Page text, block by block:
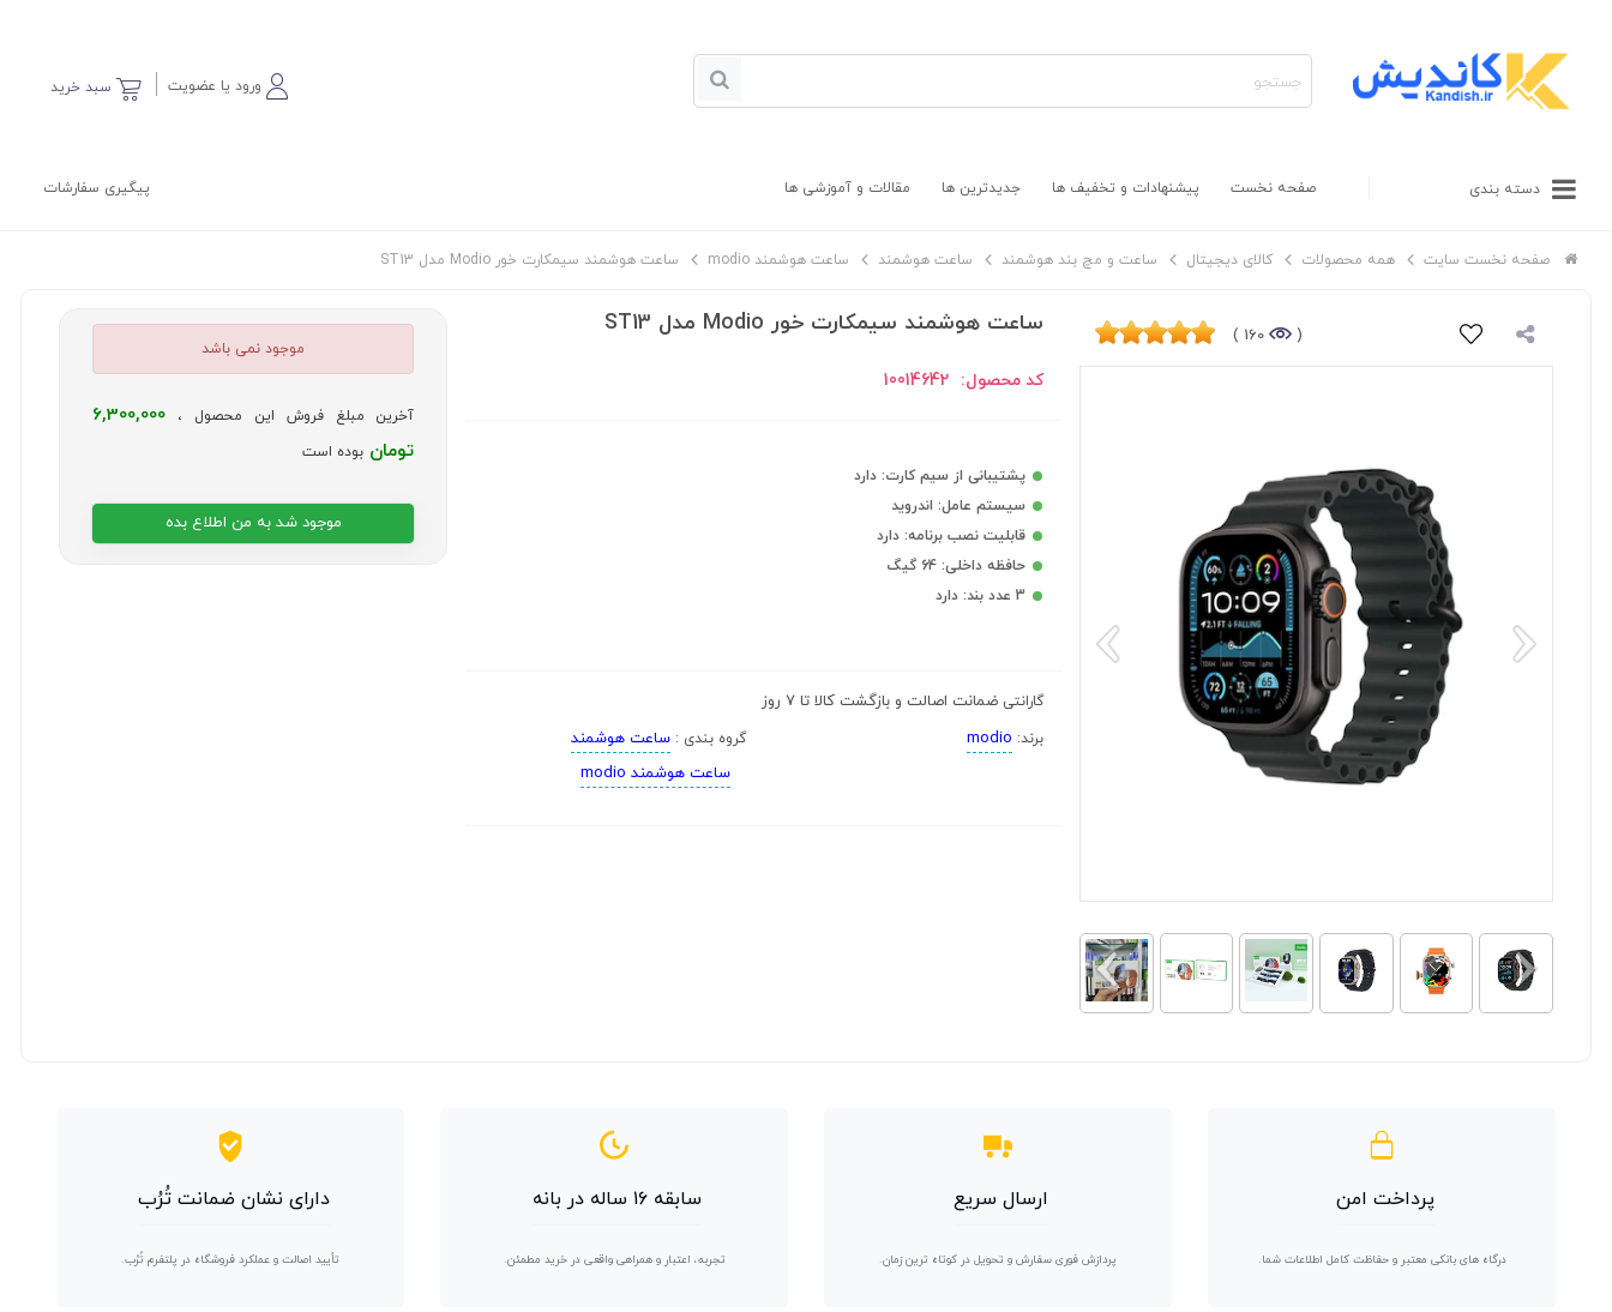
سبد خرید ورود یا عضویت
دسته بندی صفحه نخست پیشنهادات و تخفیف ها جدیدترین ها مقالات و آموزشی ها پیگیری سفارشات
صفحه نخست سایت همه محصولات کالای دیجیتال ساعت و مچ بند هوشمند ساعت هوشمند ساعت هوشمند modio ساعت هوشمند سیمکارت خور Modio مدل ST13
(
160 ) ساعت هوشمند سیمکارت خور Modio مدل ST13
کد محصول: 10014642
پشتیبانی از سیم کارت: دارد
سیستم عامل: اندروید
قابلیت نصب برنامه: دارد
حافظه داخلی: 64 گیگ
3 عدد بند: دارد
گارانتی ضمانت اصالت و بازگشت کالا تا 7 روز
برند: modio گروه بندی :ساعت هوشمند
ساعت هوشمند modio
موجود نمی باشد
آخرین مبلغ فروش این محصول ، 6,300,000
تومان بوده است
موجود شد به من اطلاع بده
پرداخت امن
درگاه های بانکی معتبر و حفاظت کامل اطلاعات شما.
ارسال سریع
پردازش فوری سفارش و تحویل در کوتاه ترین زمان.
سابقه ۱۶ ساله در بانه
تجربه، اعتبار و همراهی واقعی در خرید مطمئن.
دارای نشان ضمانت تُرُب
تأیید اصالت و عملکرد فروشگاه در پلتفرم تُرُب.